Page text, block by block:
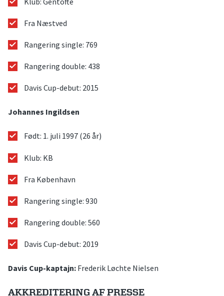
Fra Næstved
Rangering single: 769
Rangering double: 438
Davis Cup-debut: 2015
Johannes Ingildsen
Født: 1. juli 1997 (26 år)
Klub: KB
Fra København
Rangering single: 930
Rangering double: 560
Davis Cup-debut: 2019
Davis Cup-kaptajn: Frederik Løchte Nielsen
AKKREDITERING AF PRESSE